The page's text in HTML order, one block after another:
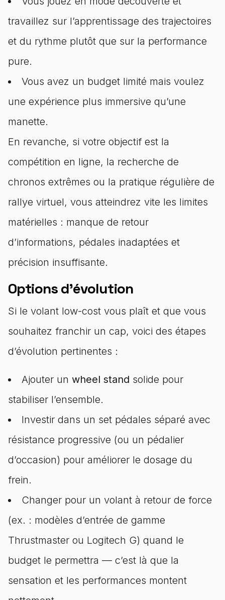
travaillez sur l’apprentissage des trajectoires
et du rythme plutôt que sur la performance
pure.
Vous avez un budget limité mais voulez
une expérience plus immersive qu’une
manette.
En revanche, si votre objectif est la
compétition en ligne, la recherche de
chronos extrêmes ou la pratique régulière de
rallye virtuel, vous atteindrez vite les limites
matérielles : manque de retour
d’informations, pédales inadaptées et
précision insuffisante.
Options d’évolution
Si le volant low-cost vous plaît et que vous
souhaitez franchir un cap, voici des étapes
d’évolution pertinentes :
Ajouter un wheel stand solide pour
stabiliser l’ensemble.
Investir dans un set pédales séparé avec
résistance progressive (ou un pédalier
d’occasion) pour améliorer le dosage du
frein.
Changer pour un volant à retour de force
(ex. : modèles d’entrée de gamme
Thrustmaster ou Logitech G) quand le
budget le permettra — c’est là que la
sensation et les performances montent